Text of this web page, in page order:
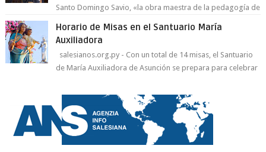
Santo Domingo Savio, «la obra maestra de la pedagogía de
Horario de Misas en el Santuario María
Auxiliadora
salesianos.org.py - Con un total de 14 misas, el Santuario
de María Auxiliadora de Asunción se prepara para celebrar